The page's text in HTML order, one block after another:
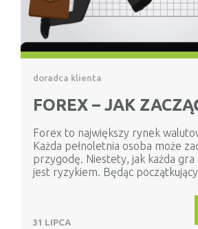
doradca klienta
FOREX – JAK
Forex to największy rynek
Każda pełnoletnia osoba może
przygodę. Niestety, jak każda
jest ryzykiem. Będąc
31 LIPCA